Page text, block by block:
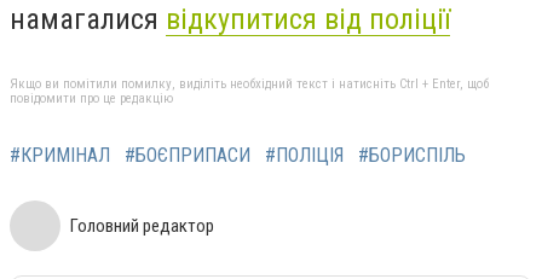
намагалися відкупитися від поліції
Якщо ви помітили помилку, виділіть необхідний текст і натисніть Ctrl + Enter, щоб
повідомити про це редакцію
#КРИМІНАЛ #БОЄПРИПАСИ #ПОЛІЦІЯ #БОРИСПІЛЬ
Головний редактор